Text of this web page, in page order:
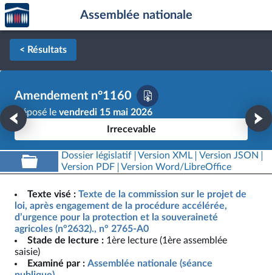
Aller au contenu
Aller en bas de la page
Accèder
à la
page
d'accueil
Assemblée nationale
< Résultats
Amendement n°1160
Déposé le vendredi 15 mai 2026
Irrecevable
Dossier législatif Version XML
Version JSON
Version PDF
Version Word/LibreOffice
Texte visé : Texte de la commission sur le projet de
loi, après engagement de la procédure accélérée,
d’urgence pour la protection et la souveraineté
agricoles (n°2632)., n° 2765-A0
Stade de lecture : 1ère lecture (1ère assemblée
saisie)
Examiné par : Assemblée nationale (séance